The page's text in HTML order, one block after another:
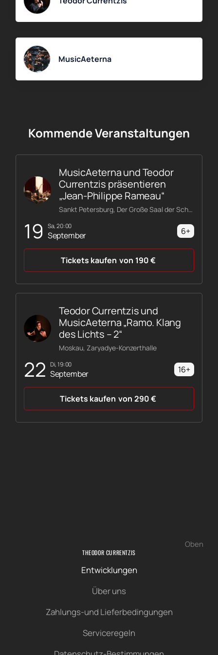
MusicAeterna
Kommende Veranstaltungen
19 Sa, 20:00
September
MusicAeterna und Teodor
Currentzis präsentieren
„Jean-Philippe Rameau“
Sankt Petersburg, Der Große Saal der Schostakowitsch-Philharmonie
6+
Tickets kaufen von 190€
22 Di, 19:00
September
Teodor Currentzis und
MusicAeterna „Ramo. Klang
des Lichts – 2“
Moskau, Zaryadye-Konzerthalle
16+
Tickets kaufen von 290€
Oben
THEODOR CURRENTZIS
Entwicklungen
Über uns
Zahlungs-und Lieferbedingungen
Serviceregeln